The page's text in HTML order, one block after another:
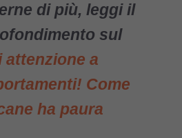
di più, leggi il
sul
attenzione a
Come
ha paura